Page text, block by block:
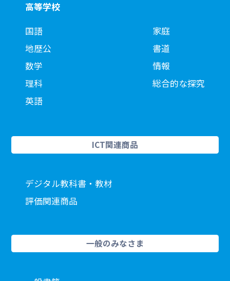
高等学校
国語
地歴公
数学
理科
英語
家庭
書道
情報
総合的な探究
ICT関連商品
デジタル教科書・教材
評価関連商品
一般のみなさま